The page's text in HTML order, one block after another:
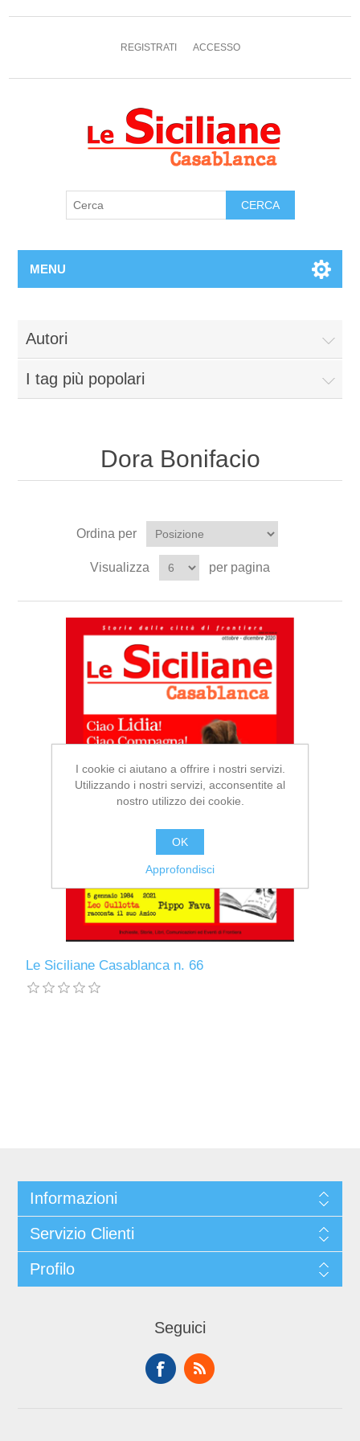
REGISTRATI ACCESSO
MENU
Autori
I tag più popolari
Dora Bonifacio
Ordina per
Visualizza per pagina
Le Siciliane Casablanca n. 66
Informazioni
Servizio Clienti
Profilo
Seguici
I cookie ci aiutano a offrire i nostri servizi.
Utilizzando i nostri servizi, acconsentite al
nostro utilizzo dei cookie.
OK
Approfondisci